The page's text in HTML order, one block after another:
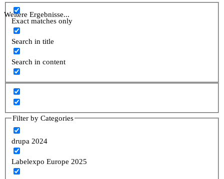
Weitere Ergebnisse...
Exact matches only
Search in title
Search in content
Filter by Categories
drupa 2024
Labelexpo Europe 2025